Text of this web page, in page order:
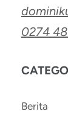
0274
Berita